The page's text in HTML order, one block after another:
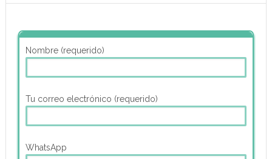
Nombre (requerido)
Tu correo electrónico (requerido)
WhatsApp